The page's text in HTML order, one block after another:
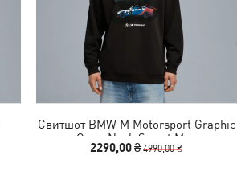
Свитшот BMW M Motorsport Graphic
Crew Neck Sweat Men
2290,00 ₴4990,00 ₴